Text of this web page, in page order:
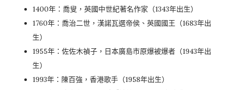
1400年：喬叟，英國中世紀著名作家（1343年出生）
1760年：喬治二世，漢諾瓦選帝侯、英國國王（1683年出
生）
1955年：佐佐木禎子，日本廣島市原爆被爆者（1943年出
生）
1993年：陳百強，香港歌手（1958年出生）